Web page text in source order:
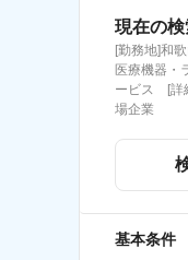
求人特集か
現在の
[勤務地]和
医療機器・
ービス [詳
場企業
基本条件